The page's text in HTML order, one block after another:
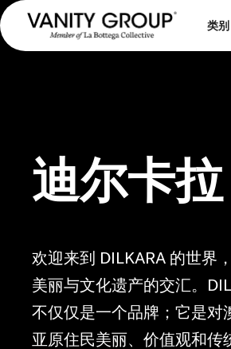
类别
迪尔卡拉
欢迎来到 DILKARA 的世界
美丽与文化遗产的交汇。
不仅仅是一个品牌；它是对
亚原住民美丽、价值观和传